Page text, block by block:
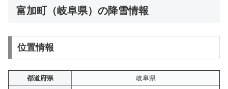
富加町（岐阜県）の降雪情報
位置情報
都道府県
岐阜県